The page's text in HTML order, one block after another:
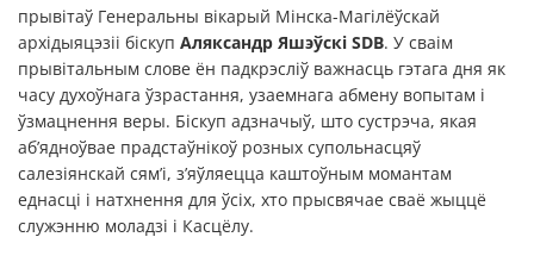
прывітаў Генеральны вікарый Мінска-Магілёўскай
архідыяцэзіі біскуп Аляксандр Яшэўскі SDB. У сваім
прывітальным слове ён падкрэсліў важнасць гэтага дня як
часу духоўнага ўзрастання, узаемнага абмену вопытам і
ўзмацнення веры. Біскуп адзначыў, што сустрэча, якая
аб’ядноўвае прадстаўнікоў розных супольнасцяў
салезіянскай сям’і, з’яўляецца каштоўным момантам
еднасці і натхнення для ўсіх, хто прысвячае сваё жыццё
служэнню моладзі і Касцёлу.